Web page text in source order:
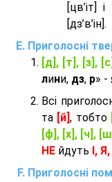
[цв’іт]
[дз’в’iн].
Приголосні
[д], [т], [з],
лини, дз, р» -
Всі
та [й], тобто
[ф], [х], [ч], [ш]
НЕ йдуть І,
Приголосні